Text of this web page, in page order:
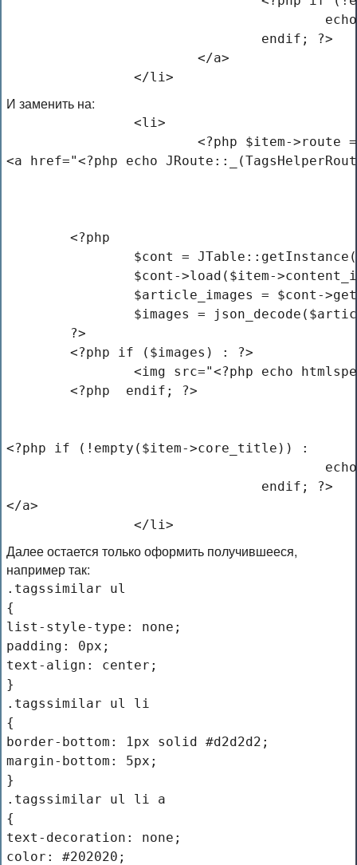
				endif; ?>
			</a>
		</li>
И заменить на:
		<li>
<?php $item-
<a href="<?php echo
	<?php
$cont =
$cont->load($item-
$article_images = $cont-
$images =
	?>
	<?php if ($images) : ?>
<img src="<?php echo
	<?php  endif; ?>
<?php if (!empty($item->core_title)) :
				endif; ?>
</a>
		</li>
Далее остается только оформить получившееся,
например так:
.tagssimilar ul
{
list-style-type: none;
padding: 0px;
text-align: center;
}
.tagssimilar ul li
{
border-bottom: 1px solid #d2d2d2;
margin-bottom: 5px;
}
.tagssimilar ul li a
{
text-decoration: none;
color: #202020;